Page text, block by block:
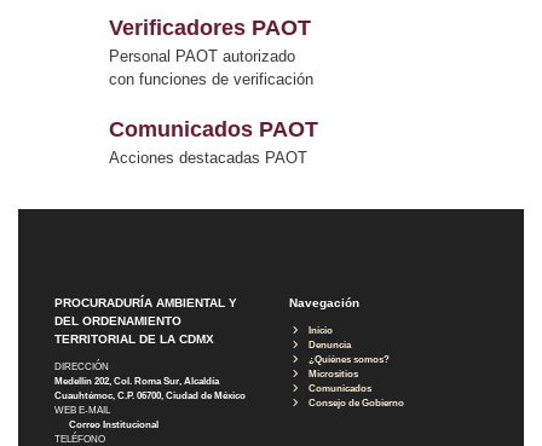
Verificadores PAOT
Personal PAOT autorizado
con funciones de verificación
Comunicados PAOT
Acciones destacadas PAOT
PROCURADURÍA AMBIENTAL Y
DEL ORDENAMIENTO
TERRITORIAL DE LA CDMX
DIRECCIÓN
Medellín 202, Col. Roma Sur, Alcaldía
Cuauhtémoc, C.P. 06700, Ciudad de México
WEB E-MAIL
Correo Institucional
TELÉFONO
Navegación
Inicio
Denuncia
¿Quiénes somos?
Micrositios
Comunicados
Consejo de Gobierno